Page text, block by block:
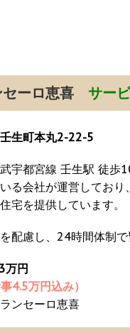
ーロ恵喜 サー
生町本丸2-22-5
宇都宮線 壬生駅 徒歩
る会社が運営してお
宅を提供しています。
配慮し、24時間体制で
万円
事4.5万円込み）
ンセーロ恵喜